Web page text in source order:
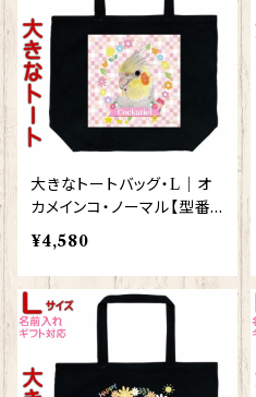
大きなトートバッグ・L｜オ
カメインコ・ノーマル【型番
BL-96】KYAPIArt きゃぴ
あーと
¥4,580